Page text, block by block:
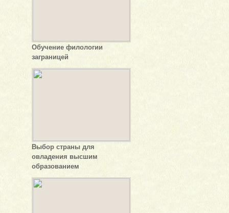
Обучение филологии
заграницей
Выбор страны для
овладения высшим
образованием